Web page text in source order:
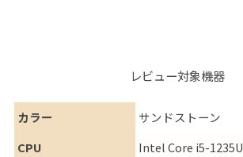
レビュー対象機器
カラー
サンドストーン
CPU
Intel Core i5-1235U